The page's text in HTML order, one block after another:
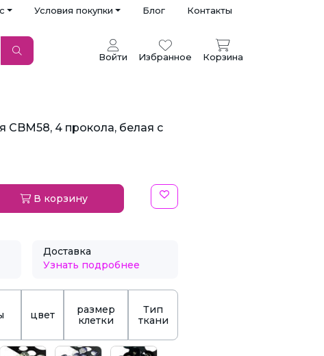
Условия покупки Блог Контакты
Войти Избранное Корзина
CBM58, 4 прокола, белая с
В корзину
Доставка
Узнать подробнее
цвет
размер
клетки
Тип
ткани